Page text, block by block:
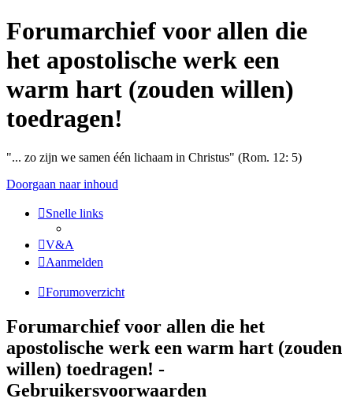
Forumarchief voor allen die
het apostolische werk een
warm hart (zouden willen)
toedragen!
"... zo zijn we samen één lichaam in Christus" (Rom. 12: 5)
Doorgaan naar inhoud
Snelle links
V&A
Aanmelden
Forumoverzicht
Forumarchief voor allen die het
apostolische werk een warm hart (zouden
willen) toedragen! -
Gebruikersvoorwaarden